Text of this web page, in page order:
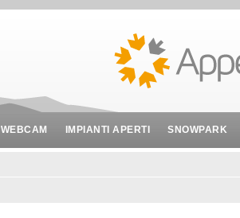
WEBCAM IMPIANTI APERTI SNOWPARK